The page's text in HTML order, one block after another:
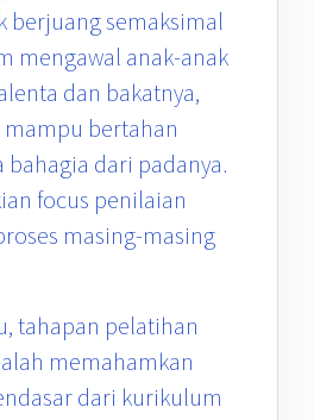
berjuang semaksimal
mengawal anak-anak
dan bakatnya,
mampu bertahan
bahagia dari padanya.
focus penilaian
masing-masing
tahapan pelatihan
memahamkan
dari kurikulum